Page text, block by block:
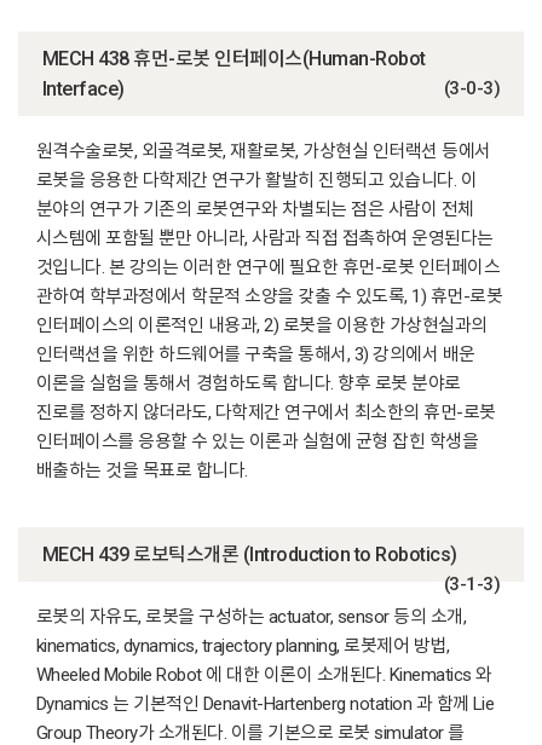
MECH 438 휴먼-로봇 인터페이스(Human-Robot
Interface)
(3-0-3)
원격수술로봇, 외골격로봇, 재활로봇, 가상현실 인터랙션 등에서
로봇을 응용한 다학제간 연구가 활발히 진행되고 있습니다. 이
분야의 연구가 기존의 로봇연구와 차별되는 점은 사람이 전체
시스템에 포함될 뿐만 아니라, 사람과 직접 접촉하여 운영된다는
것입니다. 본 강의는 이러한 연구에 필요한 휴먼-로봇 인터페이스
관하여 학부과정에서 학문적 소양을 갖출 수 있도록, 1) 휴먼-로봇
인터페이스의 이론적인 내용과, 2) 로봇을 이용한 가상현실과의
인터랙션을 위한 하드웨어를 구축을 통해서, 3) 강의에서 배운
이론을 실험을 통해서 경험하도록 합니다. 향후 로봇 분야로
진로를 정하지 않더라도, 다학제간 연구에서 최소한의 휴먼-로봇
인터페이스를 응용할 수 있는 이론과 실험에 균형 잡힌 학생을
배출하는 것을 목표로 합니다.
MECH 439 로보틱스개론 (Introduction to Robotics)
(3-1-3)
로봇의 자유도, 로봇을 구성하는 actuator, sensor 등의 소개,
kinematics, dynamics, trajectory planning, 로봇제어 방법,
Wheeled Mobile Robot 에 대한 이론이 소개된다. Kinematics 와
Dynamics 는 기본적인 Denavit-Hartenberg notation 과 함께 Lie
Group Theory가 소개된다. 이를 기본으로 로봇 simulator 를